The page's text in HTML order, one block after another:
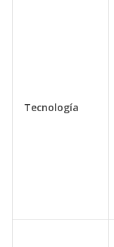
Tecnología